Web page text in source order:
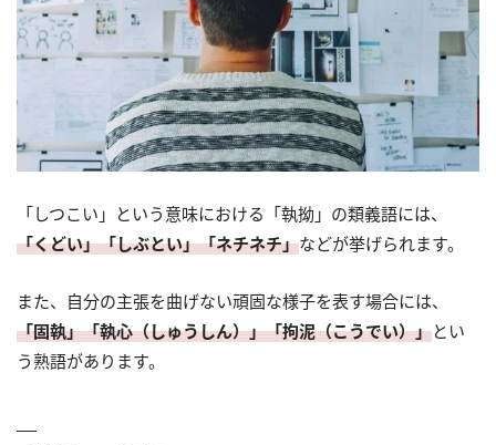
「しつこい」という意味における「執拗」の類義語には、
「くどい」「しぶとい」「ネチネチ」などが挙げられます。
また、自分の主張を曲げない頑固な様子を表す場合には、
「固執」「執心（しゅうしん）」「拘泥（こうでい）」とい
う熟語があります。